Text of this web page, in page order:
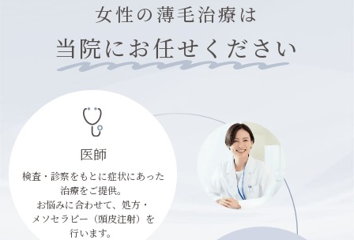
女性の薄毛治療は
当院にお任せください
医師
検査・診察をもとに症状にあった
治療をご提供。
お悩みに合わせて、処方・
メソセラピー（頭皮注射）を
行います。